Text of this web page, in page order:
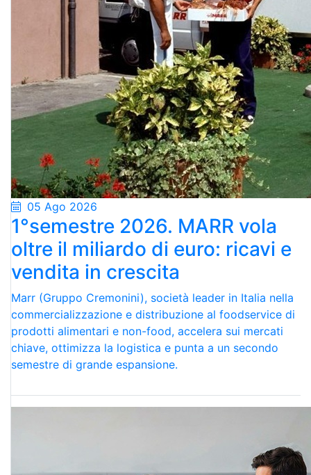
05 Ago 2026
1°semestre 2026. MARR vola
oltre il miliardo di euro: ricavi e
vendita in crescita
Marr (Gruppo Cremonini), società leader in Italia nella
commercializzazione e distribuzione al foodservice di
prodotti alimentari e non-food, accelera sui mercati
chiave, ottimizza la logistica e punta a un secondo
semestre di grande espansione.